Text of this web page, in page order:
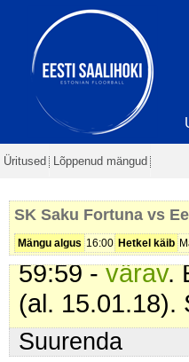
Üritused Lõppenud mängud
SK Saku Fortuna vs
Mängu algus 16:00 Hetkel käib
52:07 -
Fortuna). 2 min
53:32 -värav
Veersalu. Seis
58:29 -
59:12 -
Maaülikooli
59:59 -värav.
(al. 15.01.18).
Suurenda